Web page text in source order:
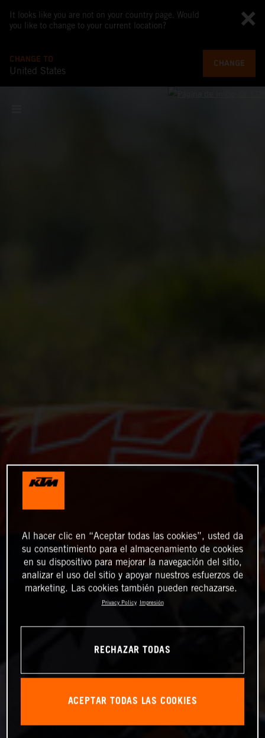
It looks like you are not on your country page. Would
you like to change to your current location?
CHANGE TO
United States
CHANGE
Al hacer clic en “Aceptar todas las cookies”, usted da
su consentimiento para el almacenamiento de cookies
en su dispositivo para mejorar la navegación del sitio,
analizar el uso del sitio y apoyar nuestros esfuerzos de
marketing. Las cookies también pueden rechazarse.
Privacy Policy Impresión
RECHAZAR TODAS
ACEPTAR TODAS LAS COOKIES